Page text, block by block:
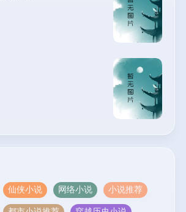
仙侠小说 网络小说 小说推荐